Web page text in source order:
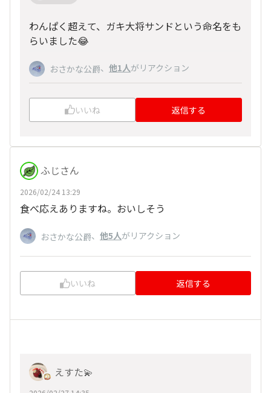
わんぱく超えて、ガキ大将サンドという命名をも
らいました😂
おさかな公爵、 他1人がリアクション
いいね 返信する
ふじさん
2026/02/24 13:29
食べ応えありますね。おいしそう
おさかな公爵、 他5人がリアクション
いいね 返信する
えすた💫